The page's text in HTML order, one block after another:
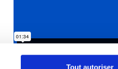
Tout autoriser